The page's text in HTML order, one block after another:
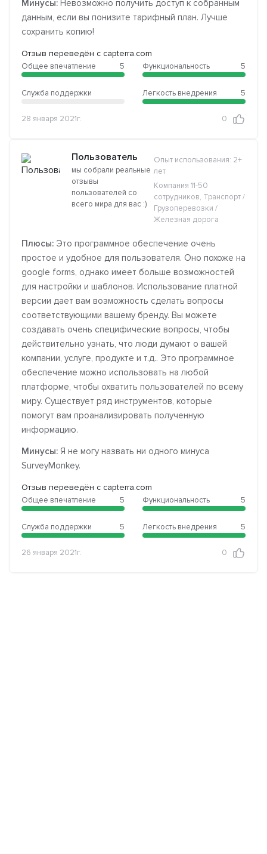
Минусы: Невозможно получить доступ к собранным
данным, если вы понизите тарифный план. Лучше
сохранить копию!
Отзыв переведён с capterra.com
Общее впечатление 5
Служба поддержки
Функциональность 5
Легкость внедрения 5
28 января 2021г. 0
Пользователь
мы собрали реальные
отзывы
пользователей со
всего мира для вас :)
Опыт использования: 2+
лет
Компания 11-50
сотрудников, Транспорт /
Грузоперевозки /
Железная дорога
Плюсы: Это программное обеспечение очень
простое и удобное для пользователя. Оно похоже на
google forms, однако имеет больше возможностей
для настройки и шаблонов. Использование платной
версии дает вам возможность сделать вопросы
соответствующими вашему бренду. Вы можете
создавать очень специфические вопросы, чтобы
действительно узнать, что люди думают о вашей
компании, услуге, продукте и т.д.. Это программное
обеспечение можно использовать на любой
платформе, чтобы охватить пользователей по всему
миру. Существует ряд инструментов, которые
помогут вам проанализировать полученную
информацию.
Минусы: Я не могу назвать ни одного минуса
SurveyMonkey.
Отзыв переведён с capterra.com
Общее впечатление 5
Служба поддержки 5
Функциональность 5
Легкость внедрения 5
26 января 2021г. 0